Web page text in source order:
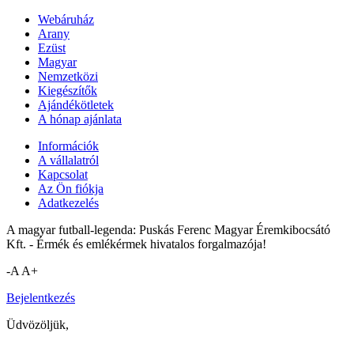
Webáruház
Arany
Ezüst
Magyar
Nemzetközi
Kiegészítők
Ajándékötletek
A hónap ajánlata
Információk
A vállalatról
Kapcsolat
Az Ön fiókja
Adatkezelés
A magyar futball-legenda: Puskás Ferenc Magyar Éremkibocsátó
Kft. - Érmék és emlékérmek hivatalos forgalmazója!
-A A+
Bejelentkezés
Üdvözöljük,